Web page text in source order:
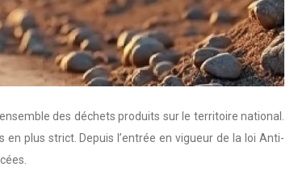
des déchets produits sur le territoire national.
plus strict. Depuis l’entrée en vigueur de la loi Anti-